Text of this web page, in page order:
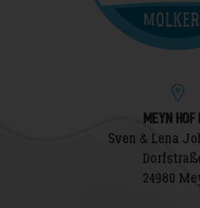
MEYN HOF
Sven & Lena
24980